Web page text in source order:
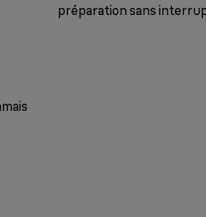
préparation sans